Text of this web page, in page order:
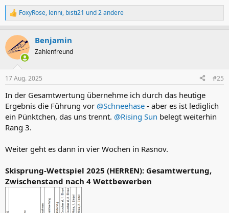
R
e
k
t
i
e
:
FoxyRose, lenni, bisti21 und 2 andere
Benjamin
Zahlenfreund
17 Aug. 2025 #25
In der Gesamtwertung übernehme ich durch das heutige
Ergebnis die Führung vor @Schneehase - aber es ist lediglich
ein Pünktchen, das uns trennt. @Rising Sun belegt weiterhin
Rang 3.
Weiter geht es dann in vier Wochen in Rasnov.
Skisprung-Wettspiel 2025 (HERREN): Gesamtwertung,
Zwischenstand nach 4 Wettbewerben